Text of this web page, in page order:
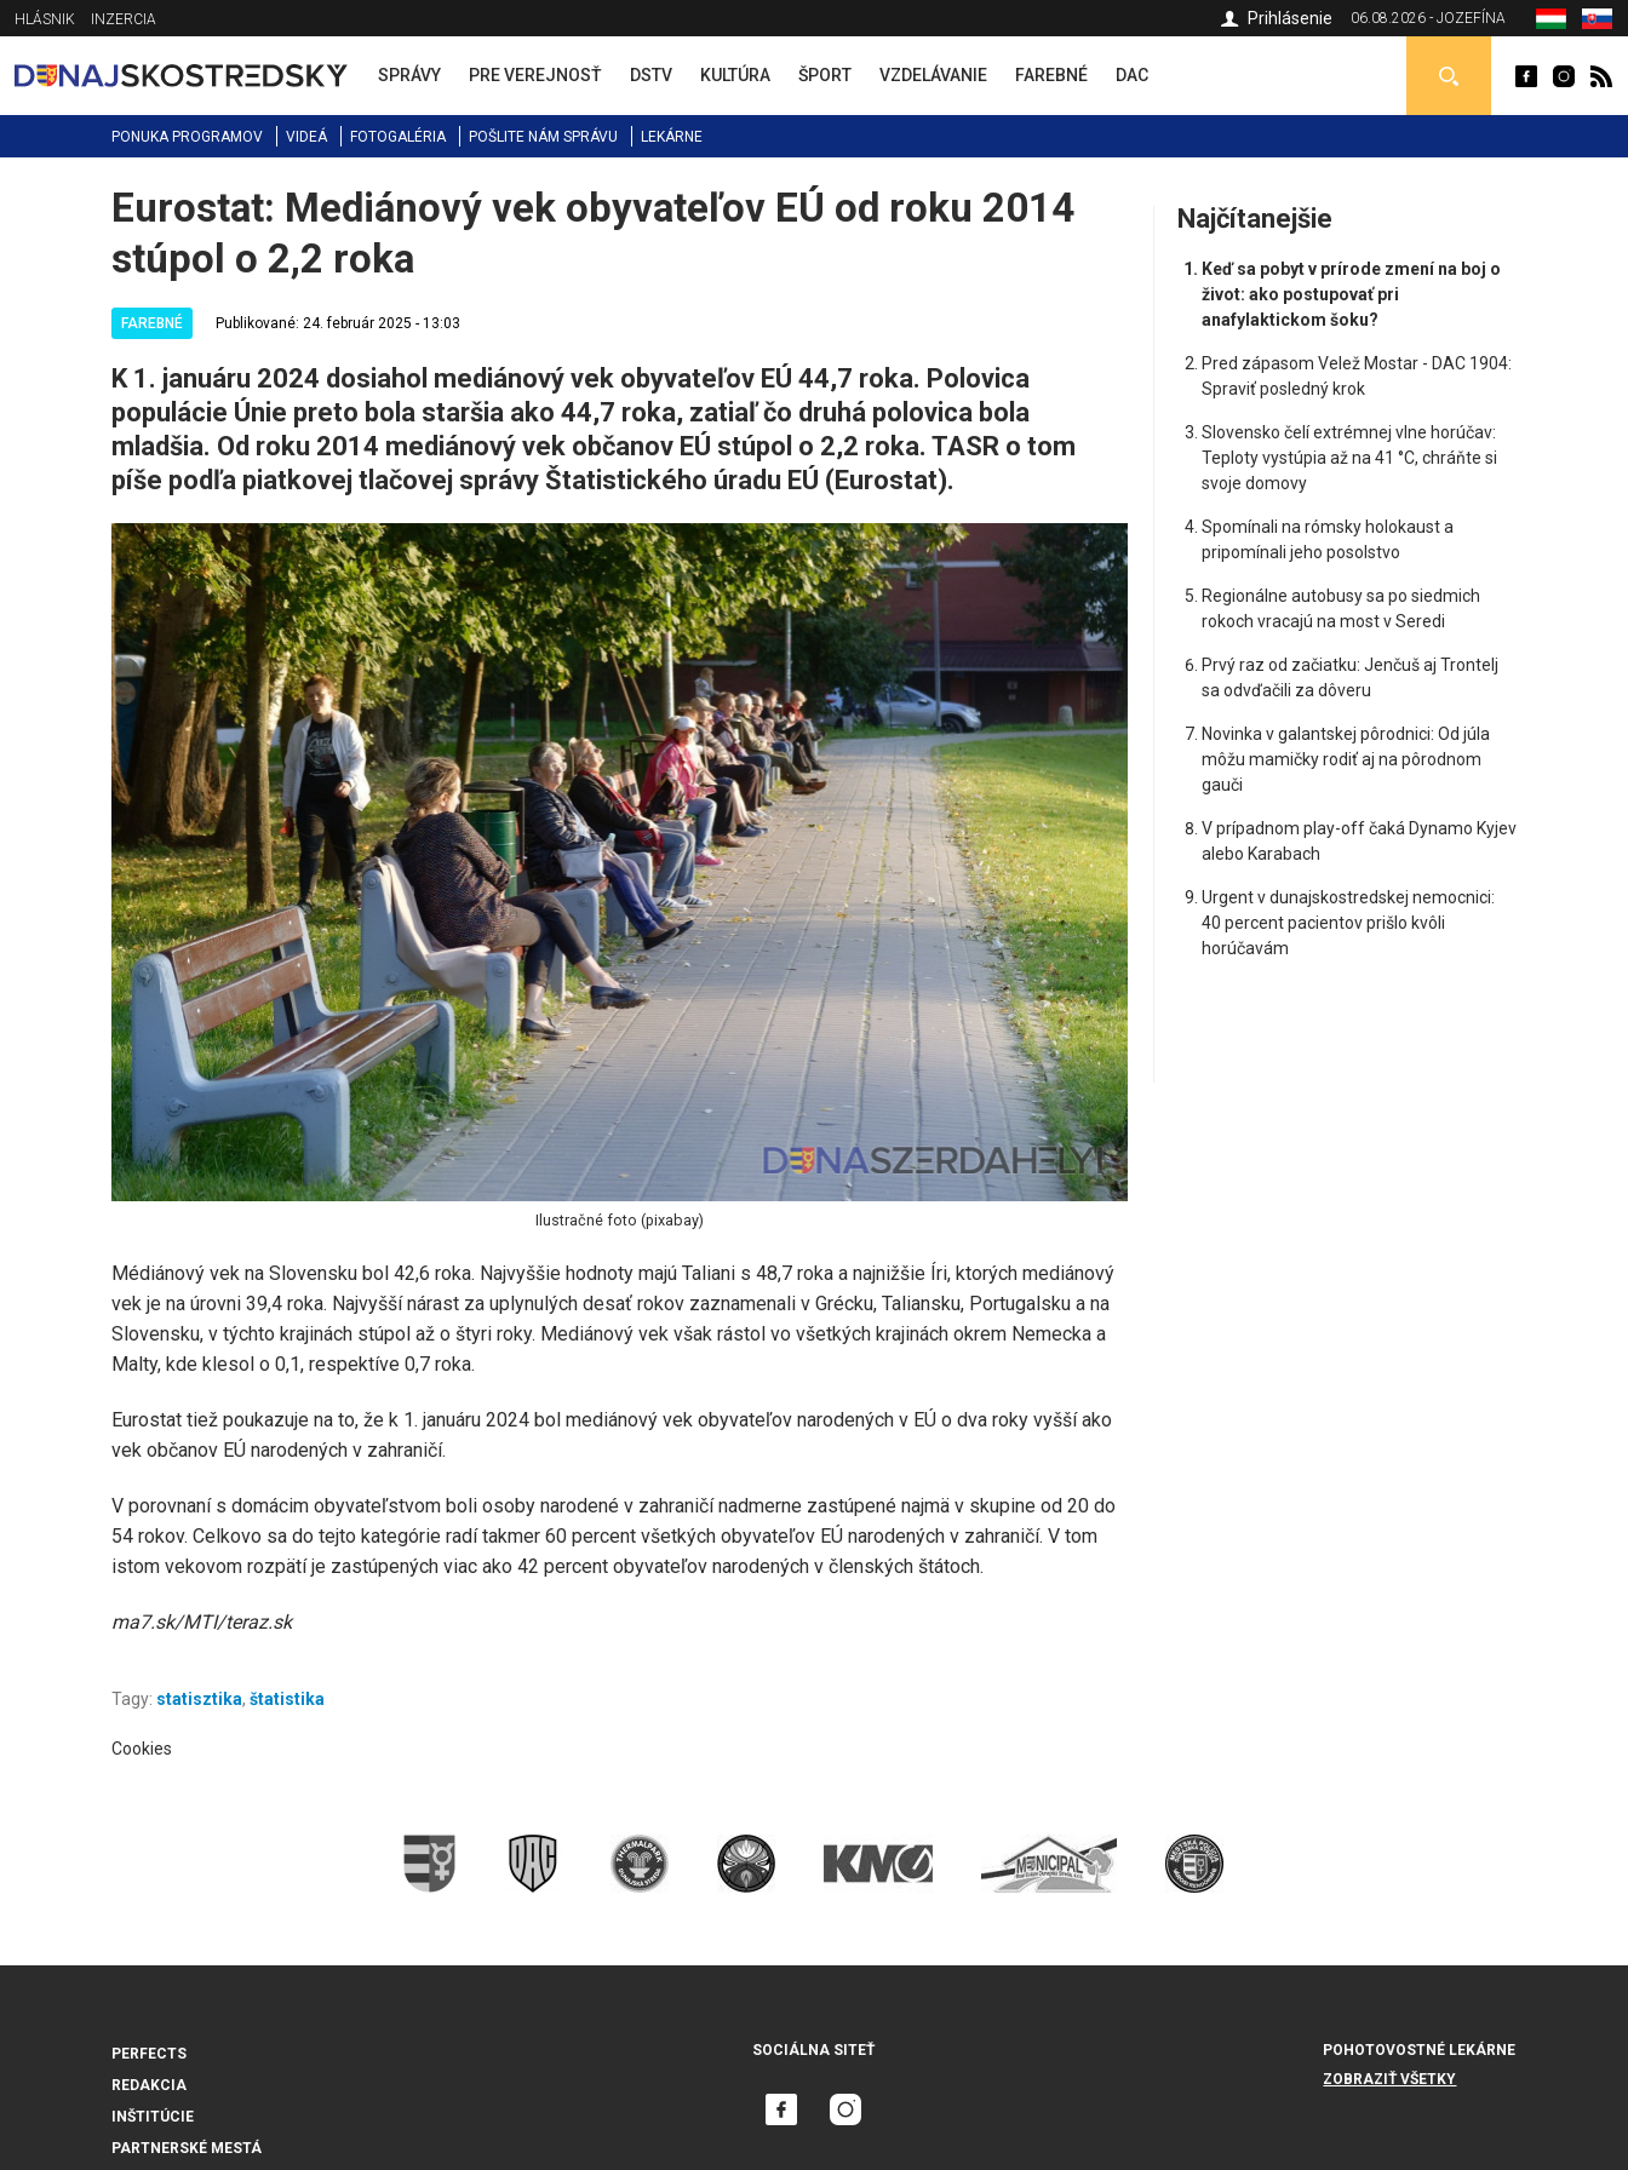
Jump
to
navigation
HLÁSNIK INZERCIA 06.08.2026 - JOZEFÍNA
Prihlásenie
SPRÁVY PRE VEREJNOSŤ DSTV KULTÚRA ŠPORT VZDELÁVANIE FAREBNÉ DAC
PONUKA PROGRAMOV VIDEÁ FOTOGALÉRIA POŠLITE NÁM SPRÁVU LEKÁRNE
Back
to
top
Eurostat: Mediánový vek obyvateľov EÚ od roku 2014
stúpol o 2,2 roka
FAREBNÉ Publikované: 24. február 2025 - 13:03
K 1. januáru 2024 dosiahol mediánový vek obyvateľov EÚ 44,7 roka. Polovica
populácie Únie preto bola staršia ako 44,7 roka, zatiaľ čo druhá polovica bola
mladšia. Od roku 2014 mediánový vek občanov EÚ stúpol o 2,2 roka. TASR o tom
píše podľa piatkovej tlačovej správy Štatistického úradu EÚ (Eurostat).
Ilustračné foto (pixabay)
Médiánový vek na Slovensku bol 42,6 roka. Najvyššie hodnoty majú Taliani s 48,7 roka a najnižšie Íri, ktorých mediánový
vek je na úrovni 39,4 roka. Najvyšší nárast za uplynulých desať rokov zaznamenali v Grécku, Taliansku, Portugalsku a na
Slovensku, v týchto krajinách stúpol až o štyri roky. Mediánový vek však rástol vo všetkých krajinách okrem Nemecka a
Malty, kde klesol o 0,1, respektíve 0,7 roka.
Eurostat tiež poukazuje na to, že k 1. januáru 2024 bol mediánový vek obyvateľov narodených v EÚ o dva roky vyšší ako
vek občanov EÚ narodených v zahraničí.
V porovnaní s domácim obyvateľstvom boli osoby narodené v zahraničí nadmerne zastúpené najmä v skupine od 20 do
54 rokov. Celkovo sa do tejto kategórie radí takmer 60 percent všetkých obyvateľov EÚ narodených v zahraničí. V tom
istom vekovom rozpätí je zastúpených viac ako 42 percent obyvateľov narodených v členských štátoch.
ma7.sk/MTI/teraz.sk
Tagy: statisztika, štatistika
Cookies
Najčítanejšie
Keď sa pobyt v prírode zmení na boj o
život: ako postupovať pri
anafylaktickom šoku?
Pred zápasom Velež Mostar - DAC 1904:
Spraviť posledný krok
Slovensko čelí extrémnej vlne horúčav:
Teploty vystúpia až na 41 °C, chráňte si
svoje domovy
Spomínali na rómsky holokaust a
pripomínali jeho posolstvo
Regionálne autobusy sa po siedmich
rokoch vracajú na most v Seredi
Prvý raz od začiatku: Jenčuš aj Trontelj
sa odvďačili za dôveru
Novinka v galantskej pôrodnici: Od júla
môžu mamičky rodiť aj na pôrodnom
gauči
V prípadnom play-off čaká Dynamo Kyjev
alebo Karabach
Urgent v dunajskostredskej nemocnici:
40 percent pacientov prišlo kvôli
horúčavám
PERFECTS
REDAKCIA
INŠTITÚCIE
PARTNERSKÉ MESTÁ
SOCIÁLNA SITEŤ
POHOTOVOSTNÉ LEKÁRNE
ZOBRAZIŤ VŠETKY